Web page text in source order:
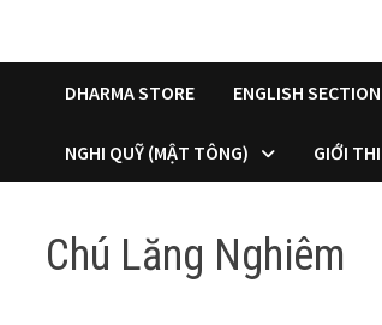
DHARMA STORE ENGLISH SECTION
NGHI QUỸ (MẬT TÔNG) GIỚI
Chú Lăng Nghiêm